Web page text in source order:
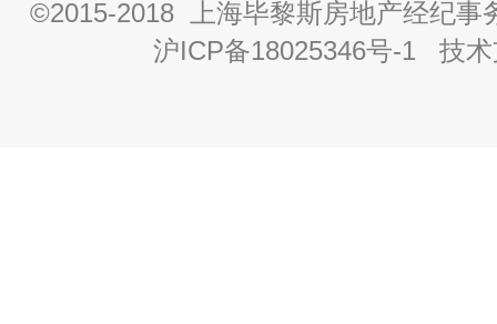
©2015-2018 上海毕黎斯房地产经纪事
沪ICP备18025346号-1 技术